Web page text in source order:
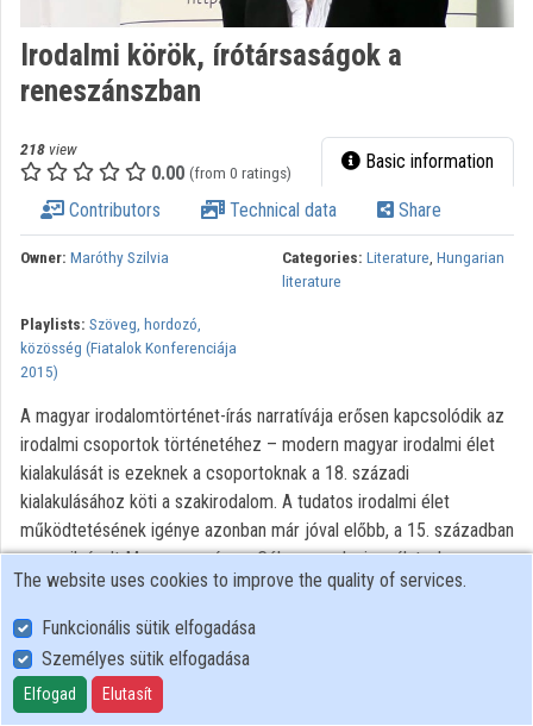
Organizations
Contributors
Irodalmi körök, írótársaságok a
reneszánszban
218 view
0.00 (from 0 ratings) Basic information
Contributors Technical data Share
Owner: Maróthy Szilvia Categories: Literature, Hungarian
literature
Playlists: Szöveg, hordozó,
közösség (Fiatalok Konferenciája
2015)
A magyar irodalomtörténet-írás narratívája erősen kapcsolódik az
irodalmi csoportok történetéhez – modern magyar irodalmi élet
kialakulását is ezeknek a csoportoknak a 18. századi
kialakulásához köti a szakirodalom. A tudatos irodalmi élet
működtetésének igénye azonban már jóval előbb, a 15. században
megnyilvánult Magyarországon. Célom annak vizsgálata, hogy a
már feltárt író és költőtársaságok létmódja és működési
mintázata miként valósult meg. Hipotézisem szerint ezek a
csoportok bár alapvetően a szerzetesrendek és vallási
közösségek „textual communities” fogalmának megfelelően
működtek, de alapvető változás, hogy tudatos irodalmi
The website uses cookies to improve the quality of services.
Funkcionális sütik elfogadása
Személyes sütik elfogadása
Elfogad Elutasít